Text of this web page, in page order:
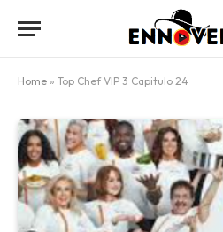
Home » Top Chef VIP 3 Capitulo 24